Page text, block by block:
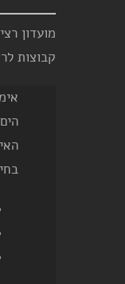
קבוצות